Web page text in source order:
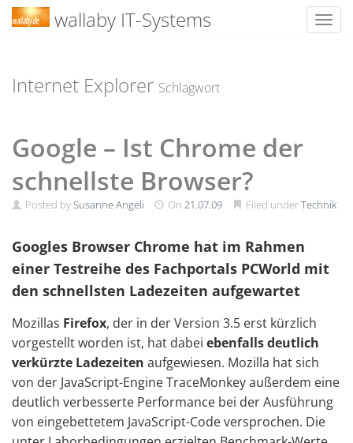
content
wallaby IT-Systems
Internet Explorer Schlagwort
Google – Ist Chrome der
schnellste Browser?
Posted bySusanne Angeli On 21.07.09 Filed underTechnik
Googles Browser Chrome hat im Rahmen
einer Testreihe des Fachportals PCWorld mit
den schnellsten Ladezeiten aufgewartet
Mozillas Firefox, der in der Version 3.5 erst kürzlich
vorgestellt worden ist, hat dabei ebenfalls deutlich
verkürzte Ladezeiten aufgewiesen. Mozilla hat sich
von der JavaScript-Engine TraceMonkey außerdem eine
deutlich verbesserte Performance bei der Ausführung
von eingebettetem JavaScript-Code versprochen. Die